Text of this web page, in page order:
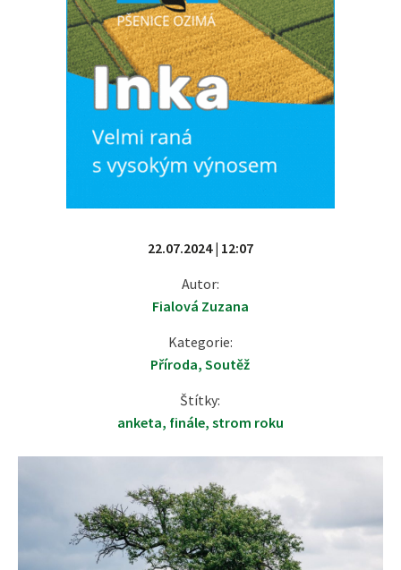
22.07.2024 | 12:07
Autor:
Fialová Zuzana
Kategorie:
Příroda,Soutěž
Štítky:
anketa, finále, strom roku